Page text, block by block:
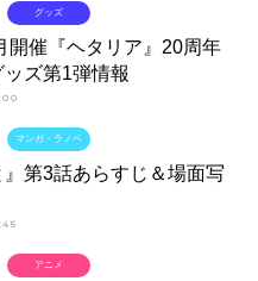
開催『ヘタリア』20周年
ズ第1弾情報
グッズ
』第3話あらすじ＆場面写
マンガ・ラノベ
アニメ